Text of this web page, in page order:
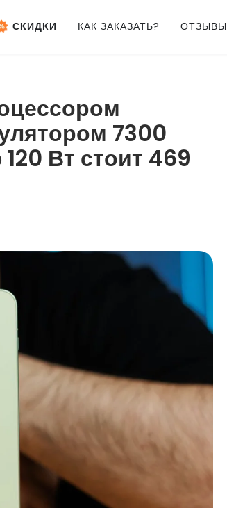
СКИДКИ КАК ЗАКАЗАТЬ? ОТЗЫВЫ
7300
Вт стоит 469